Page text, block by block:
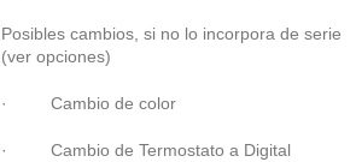
Posibles cambios, si no lo incorpora de serie
(ver opciones)
· Cambio de color
· Cambio de Termostato a Digital